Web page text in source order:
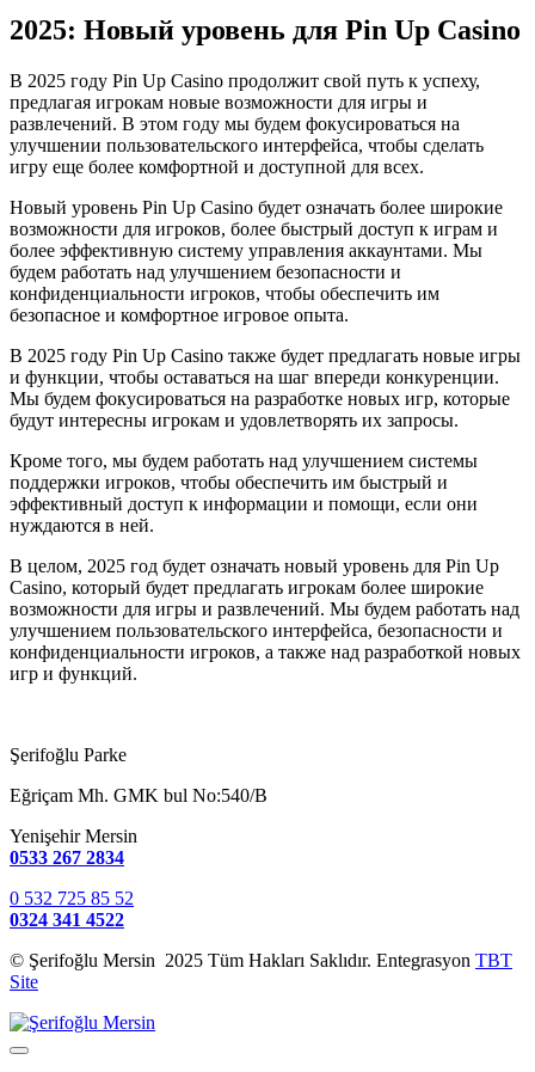
2025: Новый уровень для Pin Up Casino
В 2025 году Pin Up Casino продолжит свой путь к успеху,
предлагая игрокам новые возможности для игры и
развлечений. В этом году мы будем фокусироваться на
улучшении пользовательского интерфейса, чтобы сделать
игру еще более комфортной и доступной для всех.
Новый уровень Pin Up Casino будет означать более широкие
возможности для игроков, более быстрый доступ к играм и
более эффективную систему управления аккаунтами. Мы
будем работать над улучшением безопасности и
конфиденциальности игроков, чтобы обеспечить им
безопасное и комфортное игровое опыта.
В 2025 году Pin Up Casino также будет предлагать новые игры
и функции, чтобы оставаться на шаг впереди конкуренции.
Мы будем фокусироваться на разработке новых игр, которые
будут интересны игрокам и удовлетворять их запросы.
Кроме того, мы будем работать над улучшением системы
поддержки игроков, чтобы обеспечить им быстрый и
эффективный доступ к информации и помощи, если они
нуждаются в ней.
В целом, 2025 год будет означать новый уровень для Pin Up
Casino, который будет предлагать игрокам более широкие
возможности для игры и развлечений. Мы будем работать над
улучшением пользовательского интерфейса, безопасности и
конфиденциальности игроков, а также над разработкой новых
игр и функций.
Şerifoğlu Parke
Eğriçam Mh. GMK bul No:540/B
Yenişehir Mersin
0533 267 2834
0 532 725 85 52
0324 341 4522
© Şerifoğlu Mersin 2025 Tüm Hakları Saklıdır. Entegrasyon TBT
Site